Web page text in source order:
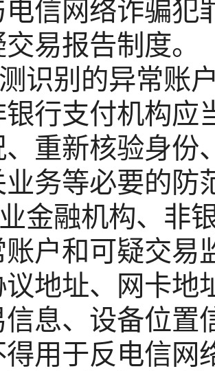
电信网络诈骗犯
易报告制度。
识别的异常账
行支付机构应
重新核验身份
业务等必要的防
金融机构、非
账户和可疑交易
地址、网卡地
信息、设备位置
用于反电信网